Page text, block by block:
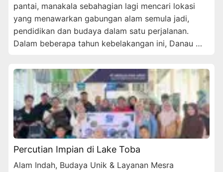
pantai, manakala sebahagian lagi mencari lokasi
yang menawarkan gabungan alam semula jadi,
pendidikan dan budaya dalam satu perjalanan.
Dalam beberapa tahun kebelakangan ini, Danau …
Percutian Impian di Lake Toba
Alam Indah, Budaya Unik & Layanan Mesra